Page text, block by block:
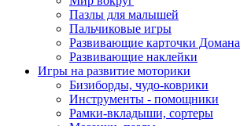
Пазлы для малышей
Пальчиковые игры
Развивающие карточки Домана
Развивающие наклейки
Игры на развитие моторики
Бизиборды, чудо-коврики
Инструменты - помощники
Рамки-вкладыши, сортеры